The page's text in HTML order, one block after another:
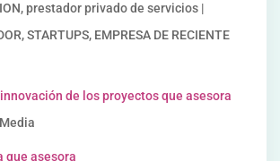
prestador privado de servicios |
STARTUPS, EMPRESA DE RECIENTE
de los proyectos que asesora
que asesora